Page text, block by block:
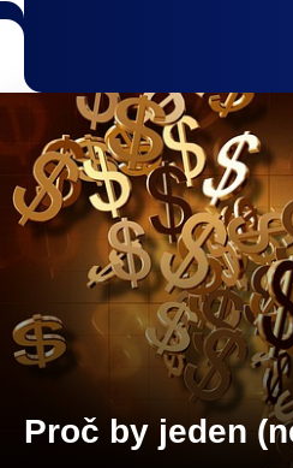
Proč by jeden